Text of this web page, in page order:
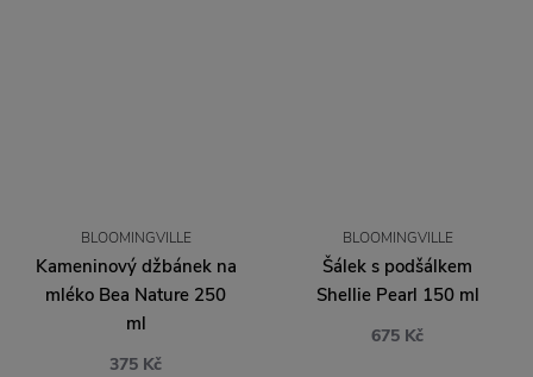
BLOOMINGVILLE
Kameninový džbánek na
mléko Bea Nature 250
ml
375 Kč
BLOOMINGVILLE
Šálek s podšálkem
Shellie Pearl 150 ml
675 Kč